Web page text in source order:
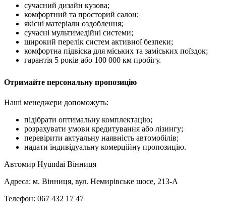
сучасний дизайн кузова;
комфортний та просторий салон;
якісні матеріали оздоблення;
сучасні мультимедійні системи;
широкий перелік систем активної безпеки;
комфортна підвіска для міських та заміських поїздок;
гарантія 5 років або 100 000 км пробігу.
Отримайте персональну пропозицію
Наші менеджери допоможуть:
підібрати оптимальну комплектацію;
розрахувати умови кредитування або лізингу;
перевірити актуальну наявність автомобілів;
надати індивідуальну комерційну пропозицію.
Автомир Hyundai Вінниця
Адреса: м. Вінниця, вул. Немирівське шосе, 213-А
Телефон: 067 432 17 47